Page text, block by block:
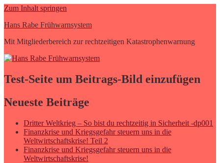
Zum Inhalt springen
Hans Rabe Frühwarnsystem
Mit Mitgliederbereich zur rechtzeitigen Katastrophenwarnung
Test-Seite um Beitrags-Bild einzufügen
Neueste Beiträge
Dritter Weltkrieg – So bist du rechtzeitig in Sicherheit -dp001
Finanzkrise und Kriegsgefahr steuern uns in die
Weltwirtschaftskrise! Teil 2
Finanzkrise und Kriegsgefahr steuern uns in die
Weltwirtschaftskrise!